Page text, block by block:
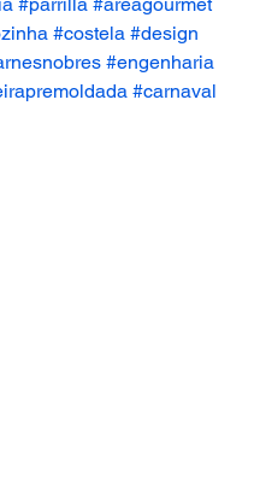
#costela #design
#engenharia
#carnaval